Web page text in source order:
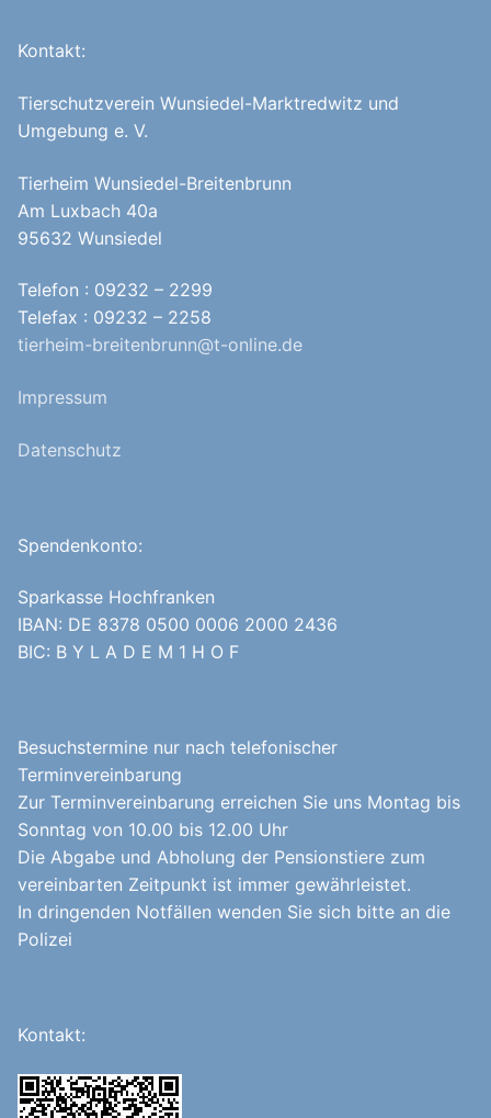
Kontakt:
Tierschutzverein Wunsiedel-Marktredwitz und
Umgebung e. V.
Tierheim Wunsiedel-Breitenbrunn
Am Luxbach 40a
95632 Wunsiedel
Telefon : 09232 – 2299
Telefax : 09232 – 2258
tierheim-breitenbrunn@t-online.de
Impressum
Datenschutz
Spendenkonto:
Sparkasse Hochfranken
IBAN: DE 8378 0500 0006 2000 2436
BIC: B Y L A D E M 1 H O F
Besuchstermine nur nach telefonischer
Terminvereinbarung
Zur Terminvereinbarung erreichen Sie uns Montag bis
Sonntag von 10.00 bis 12.00 Uhr
Die Abgabe und Abholung der Pensionstiere zum
vereinbarten Zeitpunkt ist immer gewährleistet.
In dringenden Notfällen wenden Sie sich bitte an die
Polizei
Kontakt: